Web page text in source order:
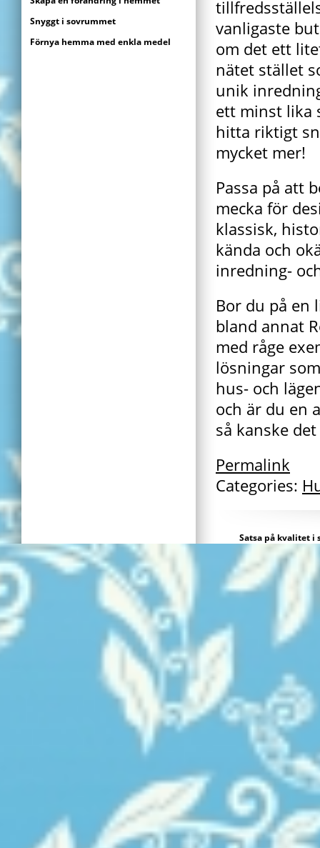
vanligaste
om det ett
nätet stället
unik
ett minst lika
hitta riktigt
mycket mer!
Passa på att
mecka för
klassisk,
kända och
inredning-
Bor du på en
bland annat
med råge
lösningar
hus- och
och är du en
så kanske
Permalink
Categories:
Satsa på kvalitet i
Snyggt i sovrummet
Förnya hemma med enkla medel